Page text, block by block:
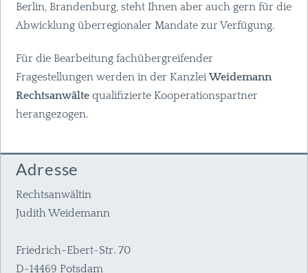
Berlin, Brandenburg, steht Ihnen aber auch gern für die
Abwicklung überregionaler Mandate zur Verfügung.
Für die Bearbeitung fachübergreifender
Fragestellungen werden in der KanzleiWeidemann
Rechtsanwälte qualifizierte Kooperationspartner
herangezogen.
Adresse
Rechtsanwältin
Judith Weidemann
Friedrich-Ebert-Str. 70
D-14469 Potsdam